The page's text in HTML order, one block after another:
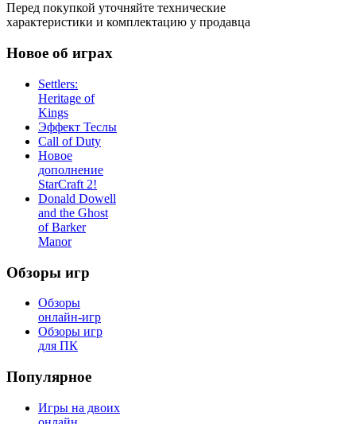
Перед покупкой уточняйте технические
характеристики и комплектацию у продавца
Новое об играх
Settlers:
Heritage of
Kings
Эффект Теслы
Call of Duty
Новое
дополнение
StarCraft 2!
Donald Dowell
and the Ghost
of Barker
Manor
Обзоры игр
Обзоры
онлайн-игр
Обзоры игр
для ПК
Популярное
Игры на двоих